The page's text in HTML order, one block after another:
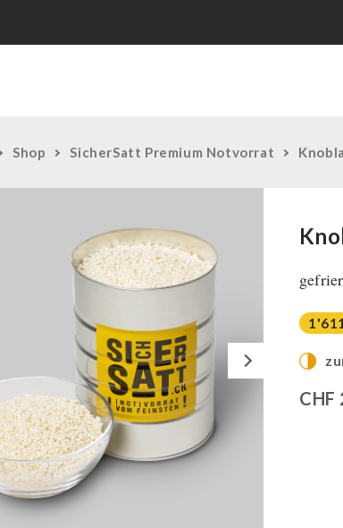
Shop SicherSatt Premium Notvorrat
Next
CHF